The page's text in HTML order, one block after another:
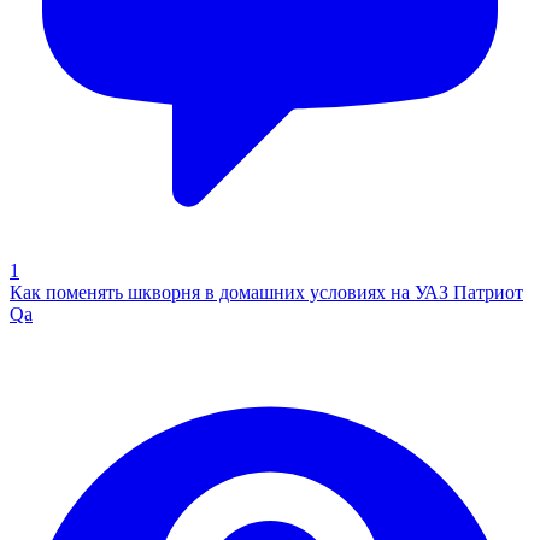
1
Как поменять шкворня в домашних условиях на УАЗ Патриот
Qa